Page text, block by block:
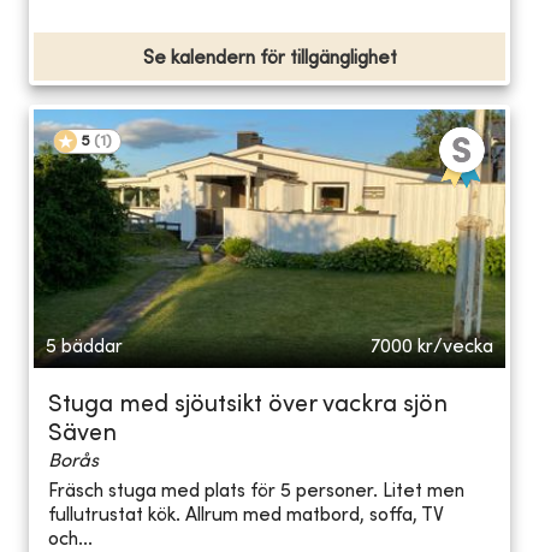
Se kalendern för tillgänglighet
5 (1 )
5 bäddar 7000 kr/vecka
Stuga med sjöutsikt över vackra sjön
Säven
Borås
Fräsch stuga med plats för 5 personer. Litet men
fullutrustat kök. Allrum med matbord, soffa, TV
och...